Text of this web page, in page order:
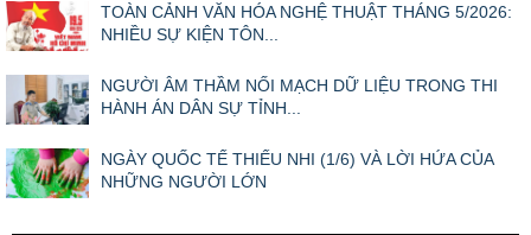
TOÀN CẢNH VĂN HÓA NGHỆ THUẬT THÁNG 5/2026:
NHIỀU SỰ KIỆN TÔN...
NGƯỜI ÂM THẦM NỐI MẠCH DỮ LIỆU TRONG THI
HÀNH ÁN DÂN SỰ TỈNH...
NGÀY QUỐC TẾ THIẾU NHI (1/6) VÀ LỜI HỨA CỦA
NHỮNG NGƯỜI LỚN